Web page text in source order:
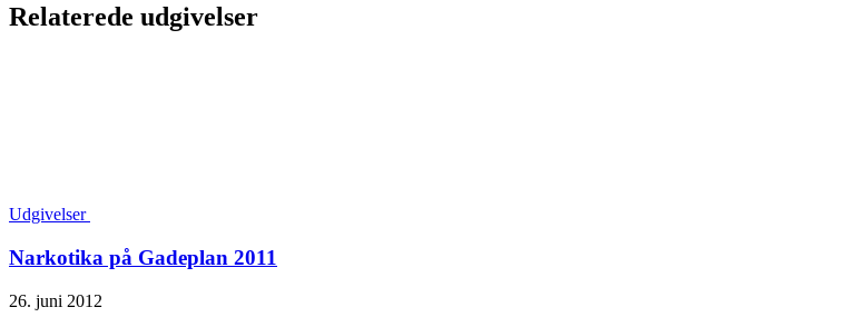
Relaterede udgivelser
Udgivelser
Narkotika på Gadeplan 2011
26. juni 2012